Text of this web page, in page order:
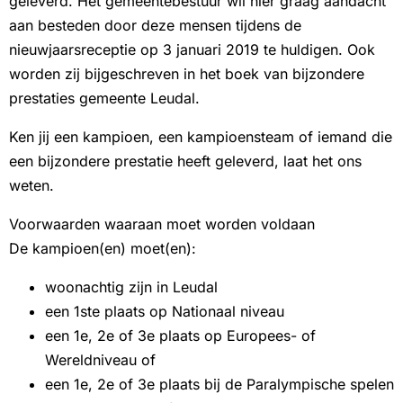
aan besteden door deze mensen tijdens de
nieuwjaarsreceptie op 3 januari 2019 te huldigen. Ook
worden zij bijgeschreven in het boek van bijzondere
prestaties gemeente Leudal.
Ken jij een kampioen, een kampioensteam of iemand die
een bijzondere prestatie heeft geleverd, laat het ons
weten.
Voorwaarden waaraan moet worden voldaan
De kampioen(en) moet(en):
woonachtig zijn in Leudal
een 1ste plaats op Nationaal niveau
een 1e, 2e of 3e plaats op Europees- of
Wereldniveau of
een 1e, 2e of 3e plaats bij de Paralympische spelen